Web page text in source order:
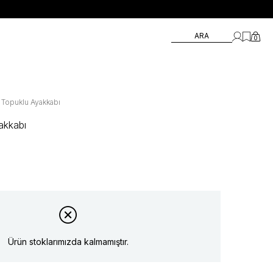
ARA 0
Topuklu Ayakkabı
Ürün stoklarımızda kalmamıştır.